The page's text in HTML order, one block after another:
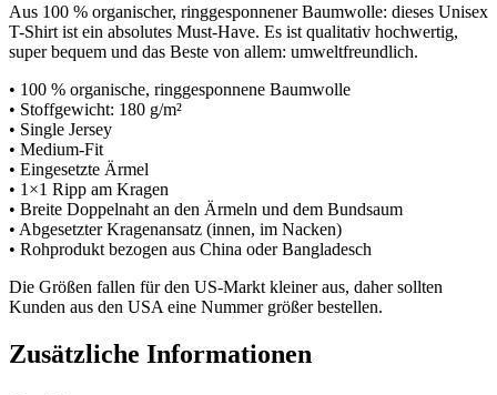
Aus 100 % organischer, ringgesponnener Baumwolle: dieses Unisex
T-Shirt ist ein absolutes Must-Have. Es ist qualitativ hochwertig,
super bequem und das Beste von allem: umweltfreundlich.
• 100 % organische, ringgesponnene Baumwolle
• Stoffgewicht: 180 g/m²
• Single Jersey
• Medium-Fit
• Eingesetzte Ärmel
• 1×1 Ripp am Kragen
• Breite Doppelnaht an den Ärmeln und dem Bundsaum
• Abgesetzter Kragenansatz (innen, im Nacken)
• Rohprodukt bezogen aus China oder Bangladesch
Die Größen fallen für den US-Markt kleiner aus, daher sollten
Kunden aus den USA eine Nummer größer bestellen.
Zusätzliche Informationen